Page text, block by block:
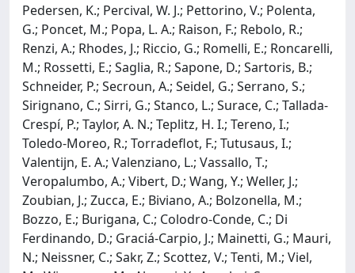
Pedersen, K.; Percival, W. J.; Pettorino, V.; Polenta,
G.; Poncet, M.; Popa, L. A.; Raison, F.; Rebolo, R.;
Renzi, A.; Rhodes, J.; Riccio, G.; Romelli, E.; Roncarelli,
M.; Rossetti, E.; Saglia, R.; Sapone, D.; Sartoris, B.;
Schneider, P.; Secroun, A.; Seidel, G.; Serrano, S.;
Sirignano, C.; Sirri, G.; Stanco, L.; Surace, C.; Tallada-
Crespí, P.; Taylor, A. N.; Teplitz, H. I.; Tereno, I.;
Toledo-Moreo, R.; Torradeflot, F.; Tutusaus, I.;
Valentijn, E. A.; Valenziano, L.; Vassallo, T.;
Veropalumbo, A.; Vibert, D.; Wang, Y.; Weller, J.;
Zoubian, J.; Zucca, E.; Biviano, A.; Bolzonella, M.;
Bozzo, E.; Burigana, C.; Colodro-Conde, C.; Di
Ferdinando, D.; Graciá-Carpio, J.; Mainetti, G.; Mauri,
N.; Neissner, C.; Sakr, Z.; Scottez, V.; Tenti, M.; Viel,